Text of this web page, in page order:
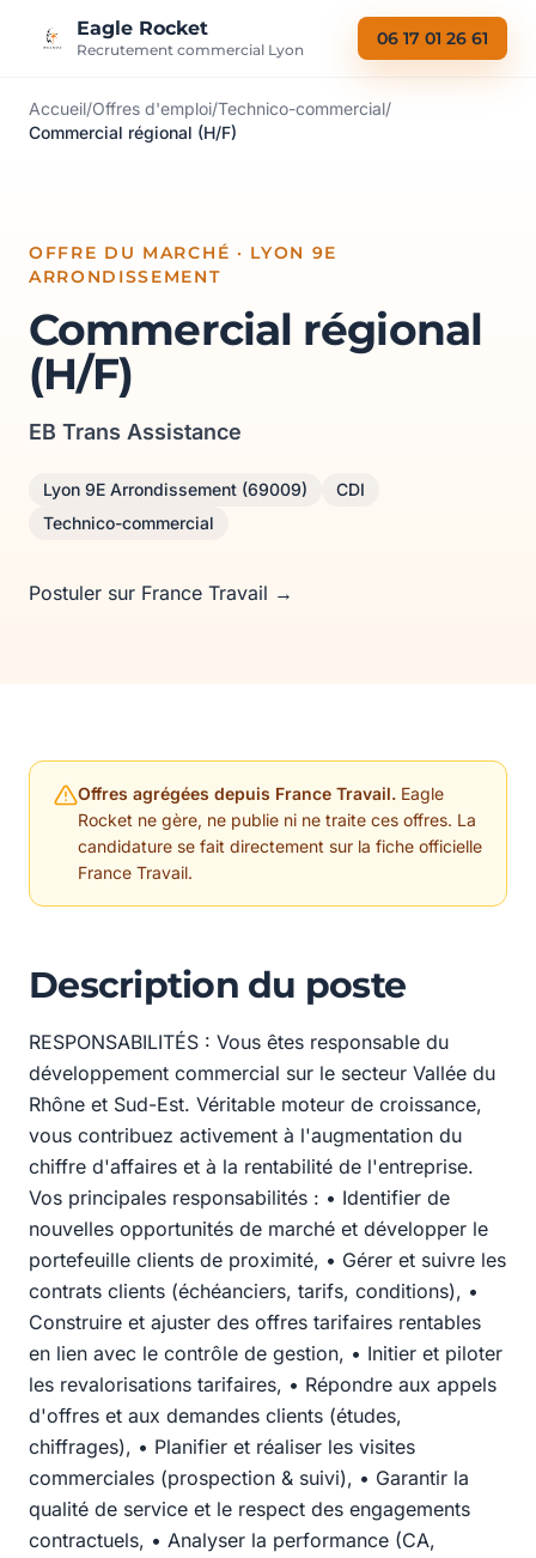
Eagle Rocket
Recrutement commercial Lyon
06 17 01 26 61
Accueil/Offres d'emploi/Technico-commercial/
Commercial régional (H/F)
OFFRE DU MARCHÉ · LYON 9E
ARRONDISSEMENT
Commercial régional
(H/F)
EB Trans Assistance
Lyon 9E Arrondissement (69009)
CDI
Technico-commercial
Postuler sur France Travail →
Offres agrégées depuis France Travail. Eagle
Rocket ne gère, ne publie ni ne traite ces offres. La
candidature se fait directement sur la fiche officielle
France Travail.
Description du poste
RESPONSABILITÉS : Vous êtes responsable du
développement commercial sur le secteur Vallée du
Rhône et Sud-Est. Véritable moteur de croissance,
vous contribuez activement à l'augmentation du
chiffre d'affaires et à la rentabilité de l'entreprise.
Vos principales responsabilités : • Identifier de
nouvelles opportunités de marché et développer le
portefeuille clients de proximité, • Gérer et suivre les
contrats clients (échéanciers, tarifs, conditions), •
Construire et ajuster des offres tarifaires rentables
en lien avec le contrôle de gestion, • Initier et piloter
les revalorisations tarifaires, • Répondre aux appels
d'offres et aux demandes clients (études,
chiffrages), • Planifier et réaliser les visites
commerciales (prospection & suivi), • Garantir la
qualité de service et le respect des engagements
contractuels, • Analyser la performance (CA,